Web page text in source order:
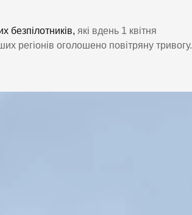
безпілотників, які вдень 1 квітня
регіонів оголошено повітряну тривогу.